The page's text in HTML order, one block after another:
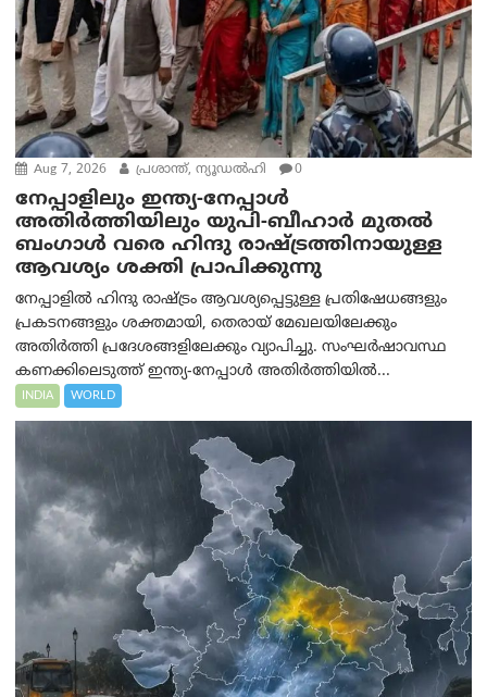
Aug 7, 2026 പ്രശാന്ത്, ന്യൂഡല്‍ഹി 0
നേപ്പാളിലും ഇന്ത്യ-നേപ്പാൾ
അതിർത്തിയിലും യുപി-ബീഹാർ മുതൽ
ബംഗാൾ വരെ ഹിന്ദു രാഷ്ട്രത്തിനായുള്ള
ആവശ്യം ശക്തി പ്രാപിക്കുന്നു
നേപ്പാളിൽ ഹിന്ദു രാഷ്ട്രം ആവശ്യപ്പെട്ടുള്ള പ്രതിഷേധങ്ങളും
പ്രകടനങ്ങളും ശക്തമായി, തെരായ് മേഖലയിലേക്കും
അതിർത്തി പ്രദേശങ്ങളിലേക്കും വ്യാപിച്ചു. സംഘർഷാവസ്ഥ
കണക്കിലെടുത്ത് ഇന്ത്യ-നേപ്പാൾ അതിർത്തിയിൽ...
INDIA WORLD